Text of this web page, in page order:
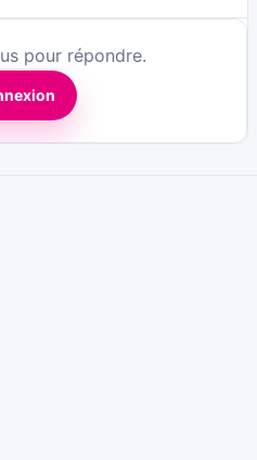
pour répondre.